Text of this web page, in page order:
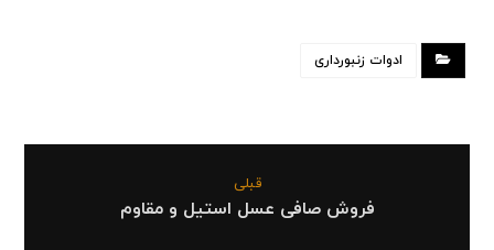
ادوات زنبورداری
قبلی
فروش صافی عسل استیل و مقاوم